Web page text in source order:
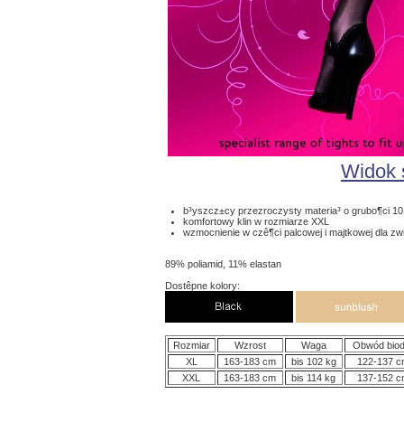
Widok
b³yszcz±cy przezroczysty materia³ o grubo¶ci
komfortowy klin w rozmiarze XXL
wzmocnienie w czê¶ci palcowej i majtkowej dla
89% poliamid, 11% elastan
Dostêpne kolory:
Rozmiar Wzrost Waga
Obwód
XL
163-183 cm bis 102 kg
122-137
XXL
163-183 cm bis 114 kg 137-152